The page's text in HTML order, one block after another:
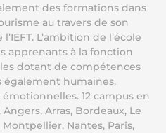
des formations dans
au travers de son
L’ambition de l’école
apprenants à la fonction
dotant de compétences
également humaines,
12 campus en
Arras, Bordeaux, Le
Montpellier, Nantes, Paris,